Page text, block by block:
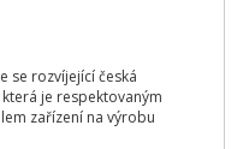
se rozvíjející česká
je respektovaným
zařízení na výrobu